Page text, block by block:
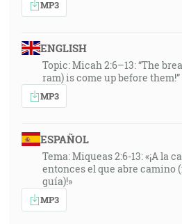
MP3
ENGLISH
Topic: Micah 2:6–13: “The
ram) is come up before them!”
MP3
ESPAÑOL
Tema: Miqueas 2:6-13: «¡A la
entonces el que abre camino
guía)!»
MP3